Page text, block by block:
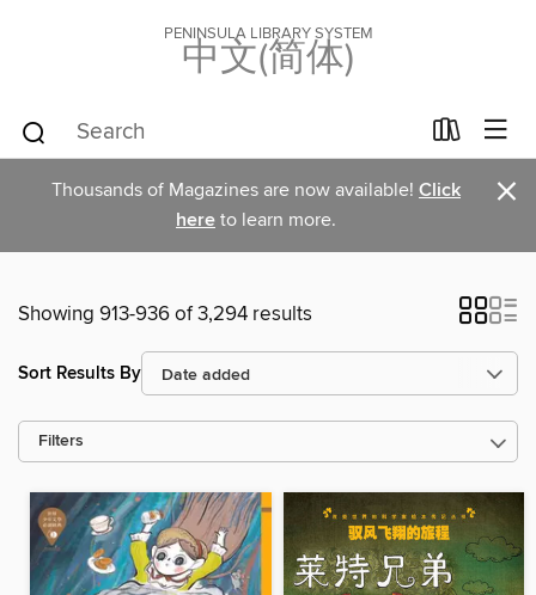
PENINSULA LIBRARY SYSTEM
中文(简体)
Thousands of Magazines are now available! Click
here to learn more. ×
Showing 913-936 of 3,294 results
Sort Results By
Filters